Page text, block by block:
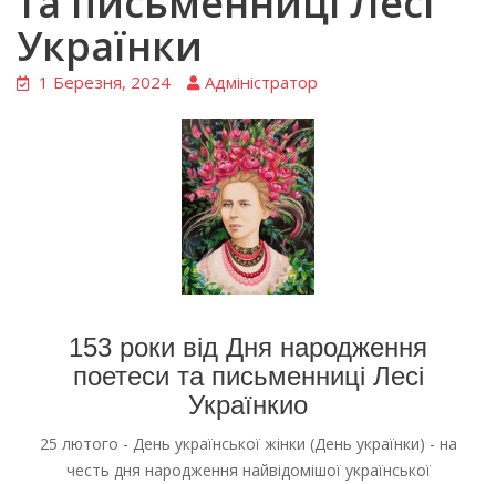
Українки
1 Березня, 2024 Адміністратор
153 роки від Дня народження
поетеси та письменниці Лесі
Українкио
25 лютого - День української жінки (День українки) - на
честь дня народження найвідомішої української